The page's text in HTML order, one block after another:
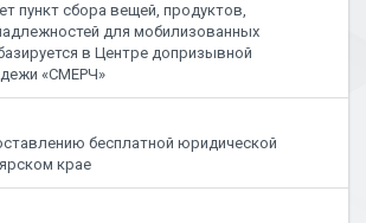
пункт сбора вещей, продуктов,
для мобилизованных
в Центре допризывной
«СМЕРЧ»
бесплатной юридической
крае